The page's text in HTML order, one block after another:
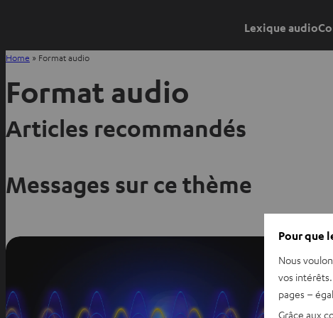
Lexique audio
Home » Format audio
Format audio
Articles recommandés
Messages sur ce thème
Pour que
Nous
vos
pages –
Grâce aux